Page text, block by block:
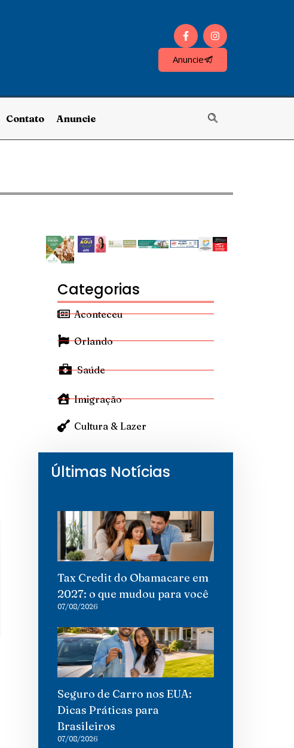
Anuncie
Contato Anuncie
Categorias
Aconteceu
Orlando
Saúde
Imigração
Cultura & Lazer
Últimas Notícias
Tax Credit do Obamacare em
2027: o que mudou para você
07/08/2026
Seguro de Carro nos EUA:
Dicas Práticas para
Brasileiros
07/08/2026